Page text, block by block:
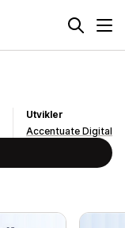
Utvikler
Accentuate Digital